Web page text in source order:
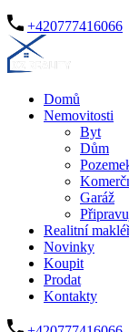
+420777416066
Domů
Nemovitosti
Byt
Dům
Garáž
Realitní
Novinky
Koupit
Prodat
Kontakty